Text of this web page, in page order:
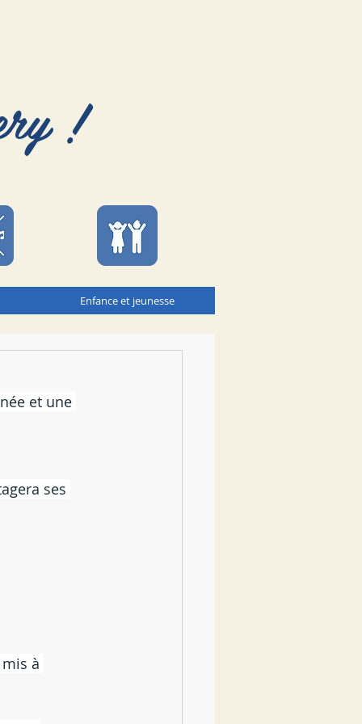
!
Enfance et jeunesse
et une
ses
à